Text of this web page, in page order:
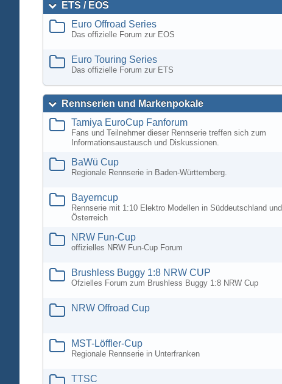
ETS / EOS
Euro Offroad Series
Das offizielle Forum zur EOS
Euro Touring Series
Das offizielle Forum zur ETS
Rennserien und Markenpokale
Tamiya EuroCup Fanforum
Fans und Teilnehmer dieser Rennserie treffen sich zum
Informationsaustausch und Diskussionen.
BaWü Cup
Regionale Rennserie in Baden-Württemberg.
Bayerncup
Rennserie mit 1:10 Elektro Modellen in Süddeutschland und
Österreich
NRW Fun-Cup
offizielles NRW Fun-Cup Forum
Brushless Buggy 1:8 NRW CUP
Ofzielles Forum zum Brushless Buggy 1:8 NRW Cup
NRW Offroad Cup
MST-Löffler-Cup
Regionale Rennserie in Unterfranken
TTSC